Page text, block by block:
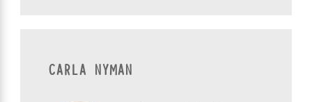
CARLA NYMAN